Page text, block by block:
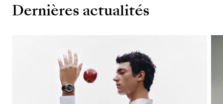
Dernières actualités